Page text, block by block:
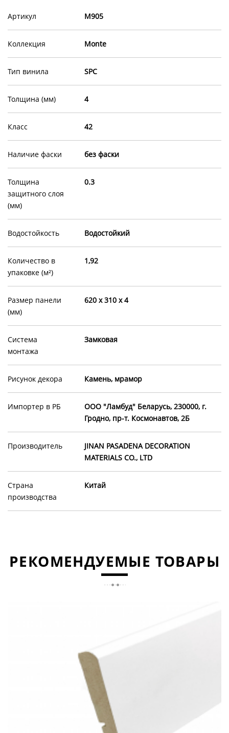
Артикул M905
Коллекция Monte
Тип винила SPC
Толщина (мм) 4
Класс 42
Наличие фаски без фаски
Толщина
защитного слоя
(мм)
0.3
Водостойкость Водостойкий
Количество в
упаковке (м²)
1,92
Размер панели
(мм)
620 x 310 x 4
Система
монтажа
Замковая
Рисунок декора Камень, мрамор
Импортер в РБ
OOO "Ламбуд" Беларусь, 230000, г.
Гродно, пр-т. Космонавтов, 2Б
Производитель
JINAN PASADENA DECORATION
MATERIALS CO., LTD
Страна
производства
Китай
РЕКОМЕНДУЕМЫЕ ТОВАРЫ